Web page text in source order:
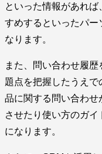
といった情報があれ
すめするといったパー
なります。
また、問い合わせ履
題点を把握したうえ
品に関する問い合わ
させたり使い方のガ
になります。